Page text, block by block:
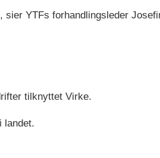
sier YTFs forhandlingsleder
tilknyttet Virke.
landet.